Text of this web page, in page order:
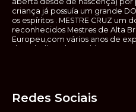
criança já possuía um grande
os espíritos . MESTRE CRUZ um
reconhecidos Mestres de Alta
Europeu,com vários anos de
de trabalhos de Ocultismo.
não o faça sem precauções e
Redes Sociais